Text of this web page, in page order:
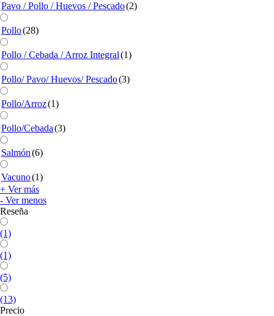
Pavo / Pollo / Huevos / Pescado(2)
Pollo(28)
Pollo / Cebada / Arroz Integral(1)
Pollo/ Pavo/ Huevos/ Pescado(3)
Pollo/Arroz(1)
Pollo/Cebada(3)
Salmón(6)
Vacuno(1)
+ Ver más
- Ver menos
Reseña
(1)
(1)
(5)
(13)
Precio